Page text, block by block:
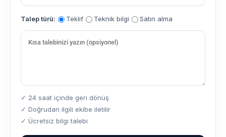
Talep türü: Teklif Teknik bilgi Satın alma
✓ 24 saat içinde geri dönüş
✓ Doğrudan ilgili ekibe iletilir
✓ Ücretsiz bilgi talebi